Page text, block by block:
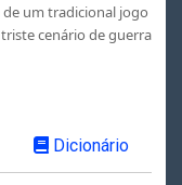
um tradicional jogo
cenário de guerra
Dicionário